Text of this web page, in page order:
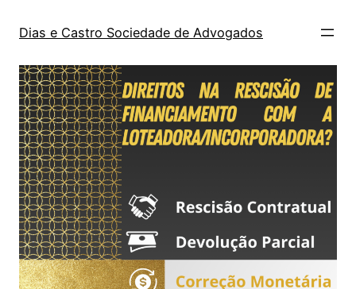
Dias e Castro Sociedade de Advogados